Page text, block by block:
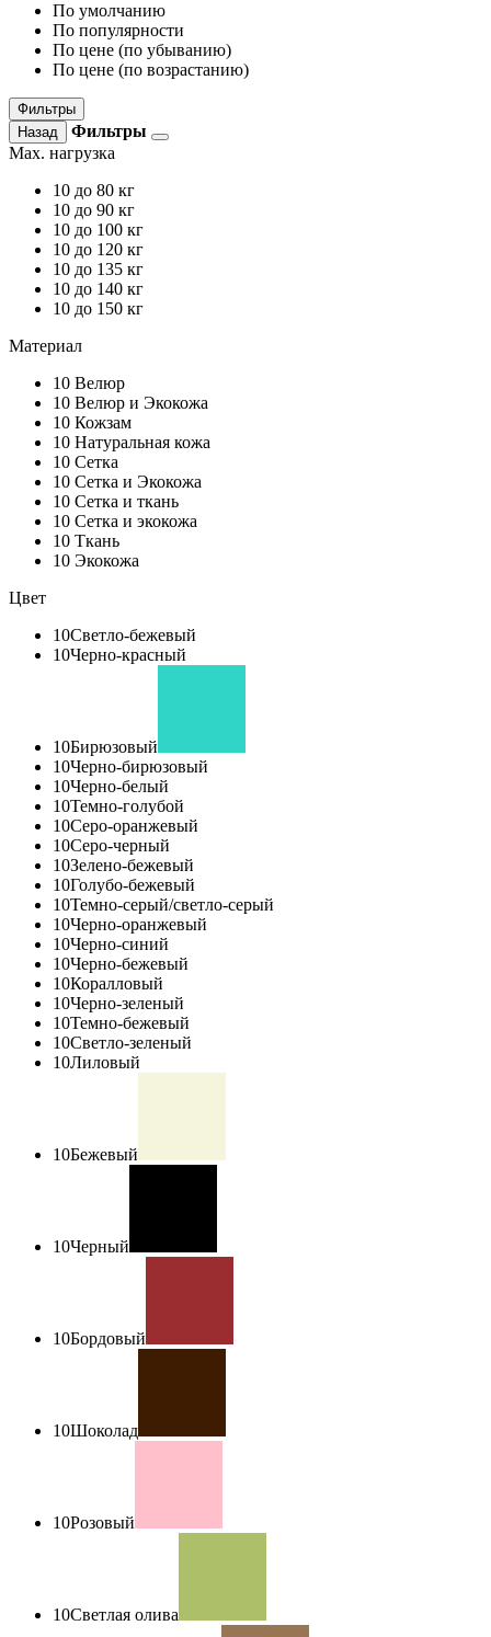
По умолчанию
По популярности
По цене (по убыванию)
По цене (по возрастанию)
Фильтры
Назад
Фильтры
Max. нагрузка
10 до 80 кг
10 до 90 кг
10 до 100 кг
10 до 120 кг
10 до 135 кг
10 до 140 кг
10 до 150 кг
Материал
10 Велюр
10 Велюр и Экокожа
10 Кожзам
10 Натуральная кожа
10 Сетка
10 Сетка и Экокожа
10 Сетка и ткань
10 Сетка и экокожа
10 Ткань
10 Экокожа
Цвет
10Светло-бежевый
10Черно-красный
10Бирюзовый
10Черно-бирюзовый
10Черно-белый
10Темно-голубой
10Серо-оранжевый
10Серо-черный
10Зелено-бежевый
10Голубо-бежевый
10Темно-серый/светло-серый
10Черно-оранжевый
10Черно-синий
10Черно-бежевый
10Коралловый
10Черно-зеленый
10Темно-бежевый
10Светло-зеленый
10Лиловый
10Бежевый
10Черный
10Бордовый
10Шоколад
10Розовый
10Светлая олива